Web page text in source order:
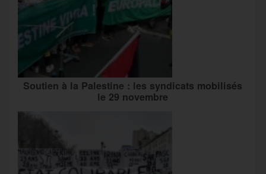
Soutien à la Palestine : les syndicats mobilisés
le 29 novembre